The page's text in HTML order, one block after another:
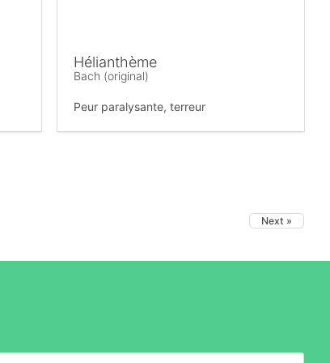
Hélianthème
Bach (original)
Peur paralysante, terreur
Next »